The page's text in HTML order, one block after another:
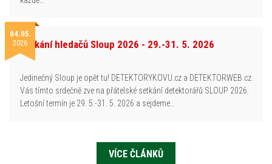
04.05.
2026Setkání hledačů Sloup 2026 - 29.-31. 5. 2026
Jedinečný Sloup je opět tu! DETEKTORYKOVU.cz a DETEKTORWEB.cz
Vás tímto srdečně zve na přátelské setkání detektorářů SLOUP 2026.
Letošní termín je 29. 5.-31. 5. 2026 a sejdeme…
VÍCE ČLÁNKŮ